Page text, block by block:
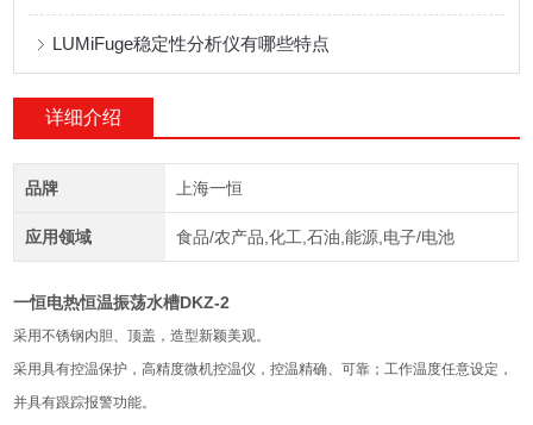
LUMiFuge稳定性分析仪有哪些特点
详细介绍
品牌 上海一恒
应用领域 食品/农产品,化工,石油,能源,电子/电池
一恒电热恒温振荡水槽DKZ-2
采用不锈钢内胆、顶盖，造型新颖美观。
采用具有控温保护，高精度微机控温仪，控温精确、可靠；工作温度任意设定，
并具有跟踪报警功能。